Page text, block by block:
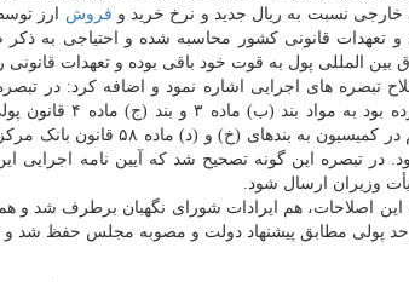
نسبت به ریال جدید و نرخ خرید و فروش ارز
و تعهدات قانونی کشور محاسبه شده و احتیاجی به
المللی پول به قوت خود باقی بوده و تعهدات قانونی
سکه ریال را عطف
در تبصره این گونه تصحیح شد که آیین نامه اجرایی
وزیران ارسال شود.
پولی مطابق پیشنهاد دولت و مصوبه مجلس حفظ شد و